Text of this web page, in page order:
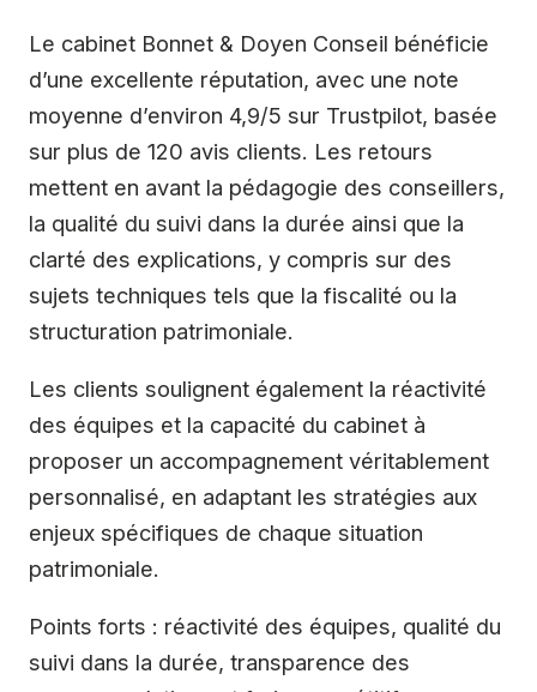
Le cabinet Bonnet & Doyen Conseil bénéficie
d’une excellente réputation, avec une note
moyenne d’environ 4,9/5 sur Trustpilot, basée
sur plus de 120 avis clients. Les retours
mettent en avant la pédagogie des conseillers,
la qualité du suivi dans la durée ainsi que la
clarté des explications, y compris sur des
sujets techniques tels que la fiscalité ou la
structuration patrimoniale.
Les clients soulignent également la réactivité
des équipes et la capacité du cabinet à
proposer un accompagnement véritablement
personnalisé, en adaptant les stratégies aux
enjeux spécifiques de chaque situation
patrimoniale.
Points forts : réactivité des équipes, qualité du
suivi dans la durée, transparence des